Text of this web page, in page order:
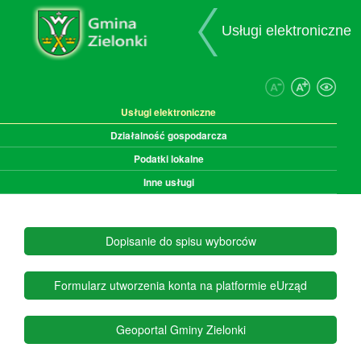
Przejdź do zawartości
Przejdź do menu ułatwień dostępu
Przejdź do menu głównego
Przejdź do mapy strony
Przejdź do deklaracji dostępności
Usługi elektroniczne
Usługi elektroniczne
Działalność gospodarcza
Podatki lokalne
Inne usługi
Dopisanie do spisu wyborców- otwórz w nowym
Formularz utworzenia konta na platformie eUrząd
Geoportal Gminy Zielonki- otwórz w nowym